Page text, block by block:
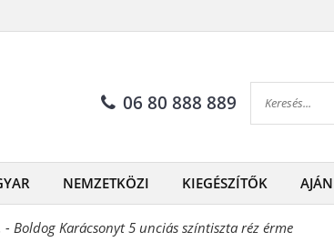
06 80 888 889
NEMZETKÖZI KIEGÉSZÍTŐK
Boldog Karácsonyt 5 unciás színtiszta réz érme
feliratú óriás 5